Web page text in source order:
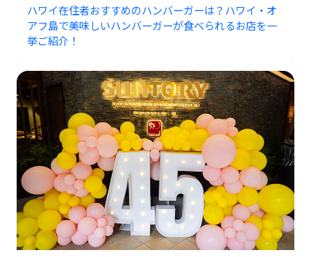
ハワイ在住者おすすめのハンバーガーは？ハワイ・オ
アフ島で美味しいハンバーガーが食べられるお店を一
挙ご紹介！